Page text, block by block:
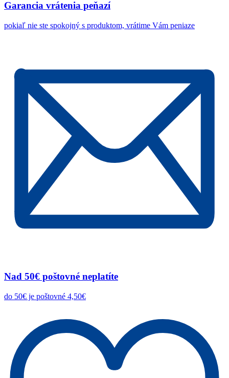
Garancia vrátenia peňazí
pokiaľ nie ste spokojný s produktom, vrátime Vám peniaze
Nad 50€ poštovné neplatíte
do 50€ je poštovné 4,50€